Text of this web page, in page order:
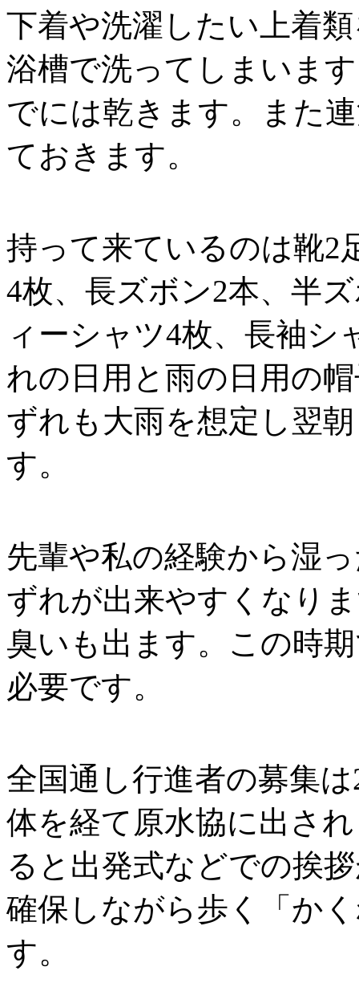
下着や洗濯したい上着
浴槽で洗ってしまいま
でには乾きます。また
ておきます。
持って来ているのは靴2
4枚、長ズボン2本、半
ィーシャツ4枚、長袖シ
れの日用と雨の日用の
ずれも大雨を想定し翌
す。
先輩や私の経験から湿
ずれが出来やすくなり
臭いも出ます。この時
必要です。
全国通し行進者の募集
体を経て原水協に出さ
ると出発式などでの挨
確保しながら歩く「か
す。